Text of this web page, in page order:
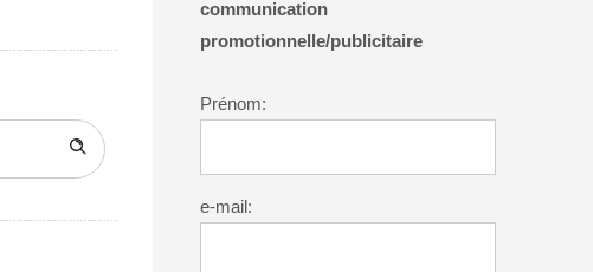
communication
promotionnelle/publicitaire
Prénom:
e-mail: